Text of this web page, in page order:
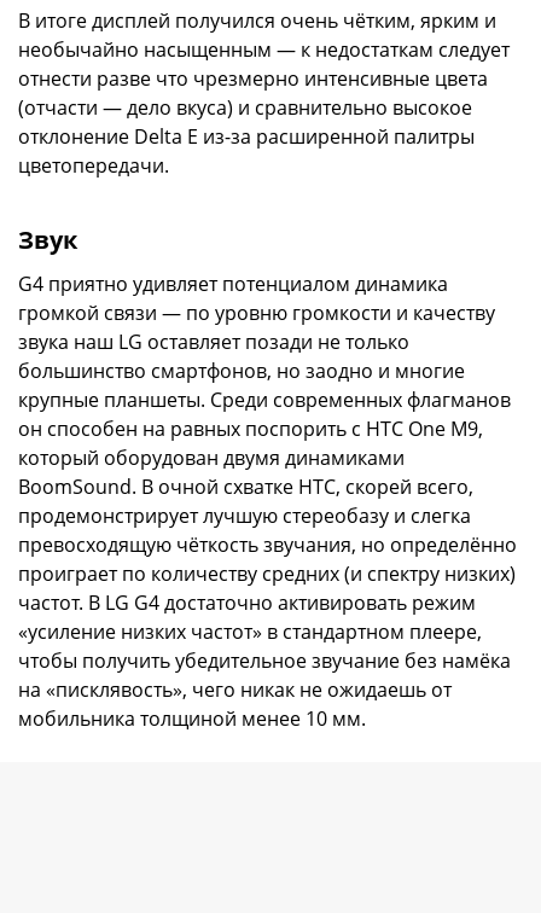
В итоге дисплей получился очень чётким, ярким и
необычайно насыщенным — к недостаткам следует
отнести разве что чрезмерно интенсивные цвета
(отчасти — дело вкуса) и сравнительно высокое
отклонение Delta E из-за расширенной палитры
цветопередачи.
Звук
G4 приятно удивляет потенциалом динамика
громкой связи — по уровню громкости и качеству
звука наш LG оставляет позади не только
большинство смартфонов, но заодно и многие
крупные планшеты. Среди современных флагманов
он способен на равных поспорить с HTC One M9,
который оборудован двумя динамиками
BoomSound. В очной схватке HTC, скорей всего,
продемонстрирует лучшую стереобазу и слегка
превосходящую чёткость звучания, но определённо
проиграет по количеству средних (и спектру низких)
частот. В LG G4 достаточно активировать режим
«усиление низких частот» в стандартном плеере,
чтобы получить убедительное звучание без намёка
на «писклявость», чего никак не ожидаешь от
мобильника толщиной менее 10 мм.